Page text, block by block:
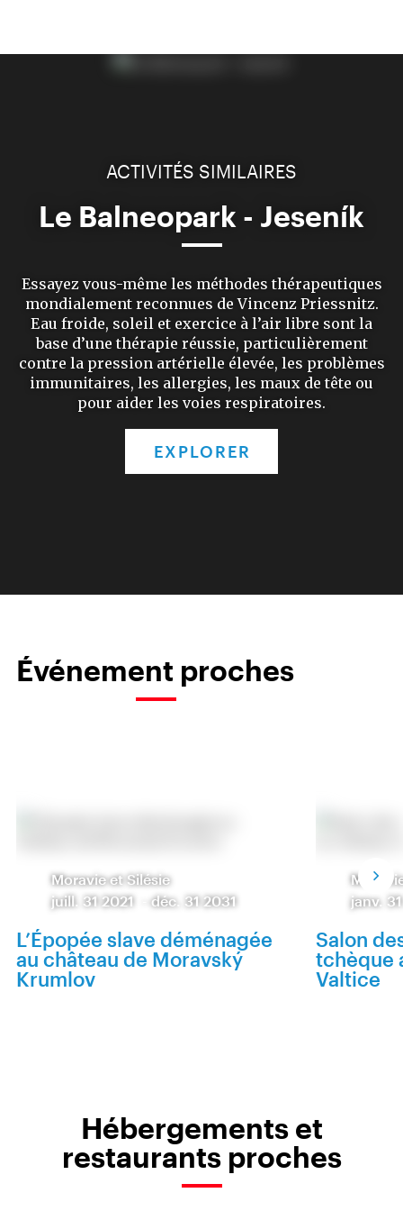
ACTIVITÉS SIMILAIRES
Le Balneopark - Jeseník
Essayez vous-même les méthodes thérapeutiques
mondialement reconnues de Vincenz Priessnitz.
Eau froide, soleil et exercice à l’air libre sont la
base d’une thérapie réussie, particulièrement
contre la pression artérielle élevée, les problèmes
immunitaires, les allergies, les maux de tête ou
pour aider les voies respiratoires.
EXPLORER
Événement proches
Moravie et Silésie
juill. 31 2021
-déc. 31 2031
L’Épopée slave déménagée
au château de Moravský
Krumlov
janv.
Salon
tchèque
Valtice
Hébergements et
restaurants proches